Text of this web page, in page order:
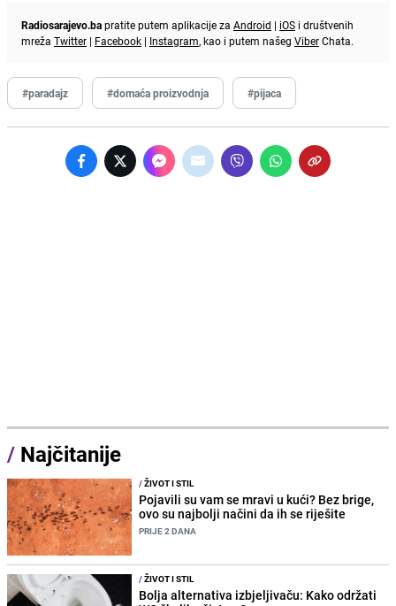
Radiosarajevo.bapratite putem aplikacije za Android | iOS i društvenih
mreža Twitter | Facebook | Instagram, kao i putem našeg ViberChata.
#paradajz #domaća proizvodnja #pijaca
/ Najčitanije
/ŽIVOT I STIL
Pojavili su vam se mravi u kući? Bez brige,
ovo su najbolji načini da ih se riješite
PRIJE 2 DANA
/ŽIVOT I STIL
Bolja alternativa izbjeljivaču: Kako održati